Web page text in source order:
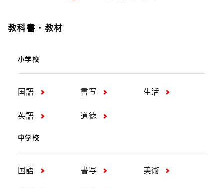
教科書・教材
小学校
国語 書写 生活
英語 道徳
中学校
国語 書写 美術